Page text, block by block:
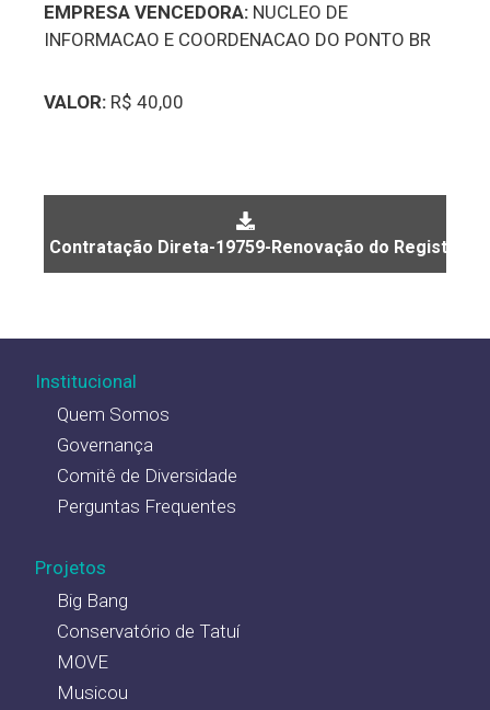
EMPRESA VENCEDORA: NUCLEO DE
INFORMACAO E COORDENACAO DO PONTO BR
VALOR: R$ 40,00
Contratação Direta-19759-Renovação do Registro
Institucional
Quem Somos
Governança
Comitê de Diversidade
Perguntas Frequentes
Projetos
Big Bang
Conservatório de Tatuí
MOVE
Musicou